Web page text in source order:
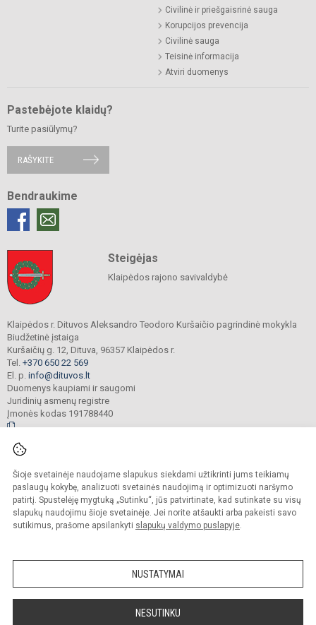
Šioje svetainėje naudojame slapukus siekdami užtikrinti jums teikiamų
paslaugų kokybę, analizuoti svetainės naudojimą ir optimizuoti naršymo
patirtį. Spustelėję mygtuką „Sutinku“, jūs patvirtinate, kad sutinkate su visų
slapukų naudojimu šioje svetainėje. Jei norite atšaukti arba pakeisti savo
sutikimus, prašome apsilankyti slapukų valdymo puslapyje.
NUSTATYMAI
NESUTINKU
Civilinė ir priešgaisrinė sauga
Korupcijos prevencija
Civilinė sauga
Teisinė informacija
Atviri duomenys
Pastebėjote klaidų?
Turite pasiūlymų?
RAŠYKITE
Bendraukime
Steigėjas
Klaipėdos rajono savivaldybė
Klaipėdos r. Dituvos Aleksandro Teodoro Kuršaičio pagrindinė mokykla
Biudžetinė įstaiga
Kuršaičių g. 12, Dituva, 96357 Klaipėdos r.
Tel. +370 650 22 569
El. p. info@dituvos.lt
Duomenys kaupiami ir saugomi
Juridinių asmenų registre
Įmonės kodas 191788440
Visos teisės saugomos. Kopijuoti turinį be raštiško įstaigos administracijos
sutikimo griežtai draudžiama.
Prieinamumo paraiška Slapukų politika
Sumanus būdas atnaujinti